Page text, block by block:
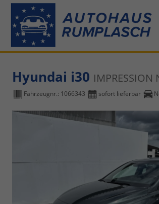
Hyundai i30 IMPRESSION
Fahrzeugnr.: 1066343 sofort lieferbar